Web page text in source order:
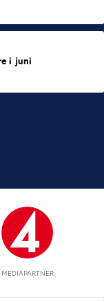
i juni
MEDIAPARTNER